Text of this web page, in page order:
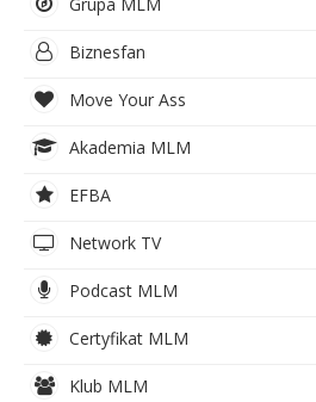
Biznesfan
Move Your Ass
Akademia MLM
EFBA
Network TV
Podcast MLM
Certyfikat MLM
Klub MLM